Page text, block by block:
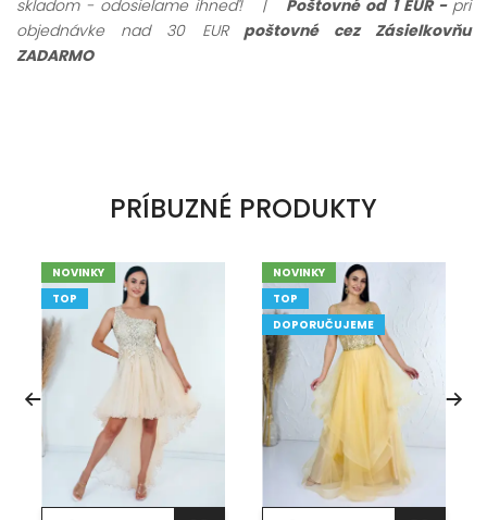
skladom - odosielame ihneď! | Poštovné od 1 EUR - pri
objednávke nad 30 EURpoštovné cez Zásielkovňu
ZADARMO
PRÍBUZNÉ PRODUKTY
NOVINKY
TOP
NOVINKY
TOP
DOPORUČUJEME